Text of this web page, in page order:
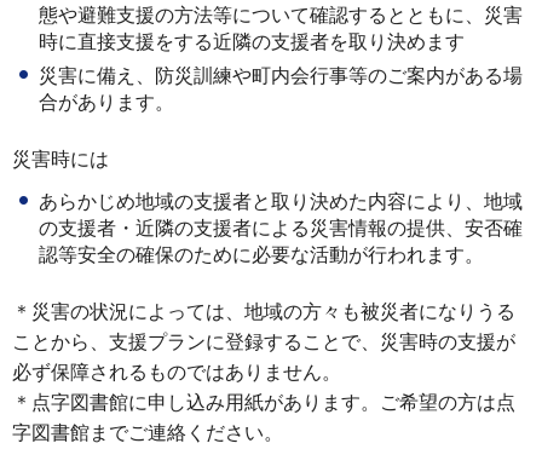
態や避難支援の方法等について確認するとともに、災害
時に直接支援をする近隣の支援者を取り決めます
災害に備え、防災訓練や町内会行事等のご案内がある場
合があります。
災害時には
あらかじめ地域の支援者と取り決めた内容により、地域
の支援者・近隣の支援者による災害情報の提供、安否確
認等安全の確保のために必要な活動が行われます。
＊災害の状況によっては、地域の方々も被災者になりうる
ことから、支援プランに登録することで、災害時の支援が
必ず保障されるものではありません。
＊点字図書館に申し込み用紙があります。ご希望の方は点
字図書館までご連絡ください。